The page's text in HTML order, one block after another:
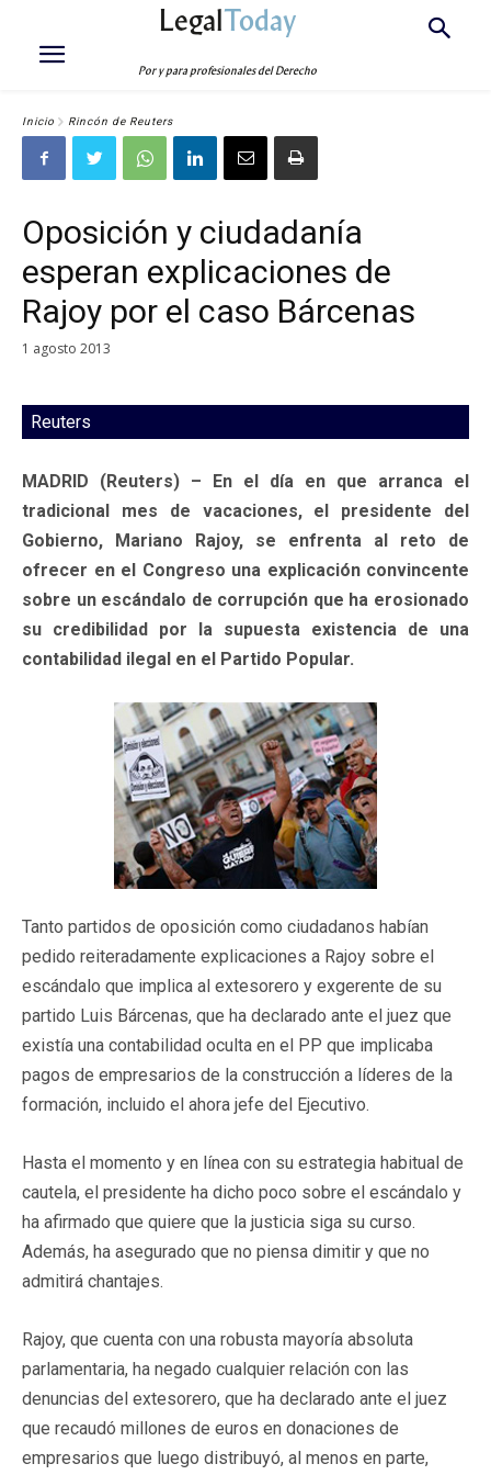
LegalToday
Por y para profesionales del Derecho
Inicio Rincón de Reuters
Oposición y ciudadanía
esperan explicaciones de
Rajoy por el caso Bárcenas
1 agosto 2013
Reuters
MADRID (Reuters) – En el día en que arranca el
tradicional mes de vacaciones, el presidente del
Gobierno, Mariano Rajoy, se enfrenta al reto de
ofrecer en el Congreso una explicación convincente
sobre un escándalo de corrupción que ha erosionado
su credibilidad por la supuesta existencia de una
contabilidad ilegal en el Partido Popular.
Tanto partidos de oposición como ciudadanos habían
pedido reiteradamente explicaciones a Rajoy sobre el
escándalo que implica al extesorero y exgerente de su
partido Luis Bárcenas, que ha declarado ante el juez que
existía una contabilidad oculta en el PP que implicaba
pagos de empresarios de la construcción a líderes de la
formación, incluido el ahora jefe del Ejecutivo.
Hasta el momento y en línea con su estrategia habitual de
cautela, el presidente ha dicho poco sobre el escándalo y
ha afirmado que quiere que la justicia siga su curso.
Además, ha asegurado que no piensa dimitir y que no
admitirá chantajes.
Rajoy, que cuenta con una robusta mayoría absoluta
parlamentaria, ha negado cualquier relación con las
denuncias del extesorero, que ha declarado ante el juez
que recaudó millones de euros en donaciones de
empresarios que luego distribuyó, al menos en parte,